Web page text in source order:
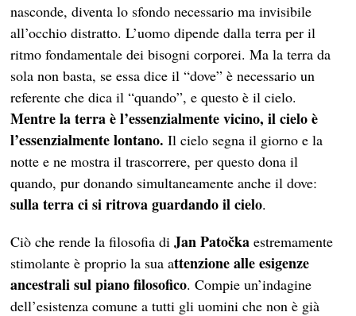
nasconde, diventa lo sfondo necessario ma invisibile
all’occhio distratto. L’uomo dipende dalla terra per il
ritmo fondamentale dei bisogni corporei. Ma la terra da
sola non basta, se essa dice il “dove” è necessario un
referente che dica il “quando”, e questo è il cielo.
Mentre la terra è l’essenzialmente vicino, il cielo è
l’essenzialmente lontano. Il cielo segna il giorno e la
notte e ne mostra il trascorrere, per questo dona il
quando, pur donando simultaneamente anche il dove:
sulla terra ci si ritrova guardando il cielo.
Ciò che rende la filosofia diJan Patočka estremamente
stimolante è proprio la sua attenzione alle esigenze
ancestrali sul piano filosofico. Compie un’indagine
dell’esistenza comune a tutti gli uomini che non è già